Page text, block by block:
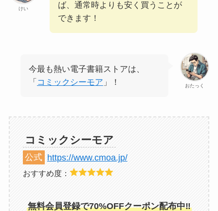
けい
ば、通常時よりも安く買うことが
できます！
おたっく
今最も熱い電子書籍ストアは、
「 コミックシーモア 」！
コミックシーモア
公式 https://www.cmoa.jp/
おすすめ度：
無料会員登録で70%OFFクーポン配布中‼